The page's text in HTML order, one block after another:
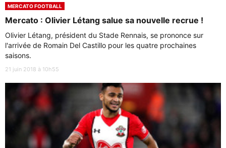
MERCATO FOOTBALL
Mercato : Olivier Létang salue sa nouvelle recrue !
Olivier Létang, président du Stade Rennais, se prononce sur
l'arrivée de Romain Del Castillo pour les quatre prochaines
saisons.
21 juin 2018 à 10h55